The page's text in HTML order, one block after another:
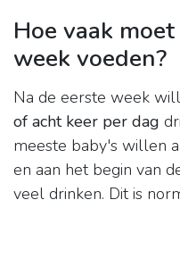
Hoe vaak
week voeden?
Na de eerste week
of acht keer per dag
meeste baby's willen
en aan het begin van
veel drinken. Dit is